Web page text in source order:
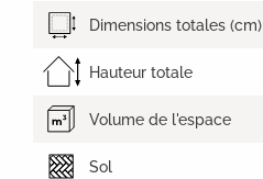
Dimensions totales (cm)
Hauteur totale
Volume de l'espace
Sol